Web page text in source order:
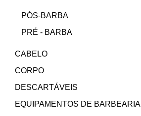
PÓS-BARBA
PRÉ - BARBA
CABELO
CORPO
DESCARTÁVEIS
EQUIPAMENTOS DE BARBEARIA